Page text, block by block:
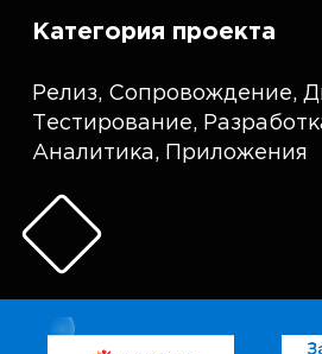
Категория проекта
Релиз, Сопровождение,
Тестирование,
Аналитика, Приложения